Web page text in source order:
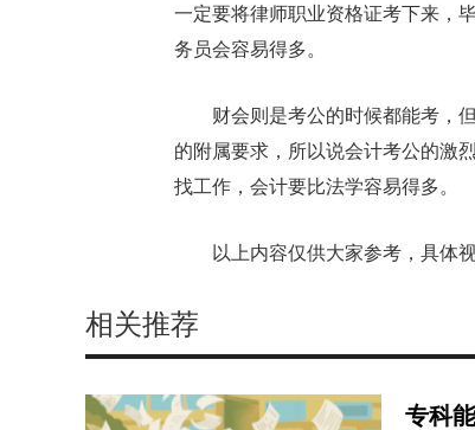
一定要将律师职业资格证考下来，
务员会容易得多。
财会则是考公的时候都能考，
的附属要求，所以说会计考公的激
找工作，会计要比法学容易得多。
以上内容仅供大家参考，具体
相关推荐
专科